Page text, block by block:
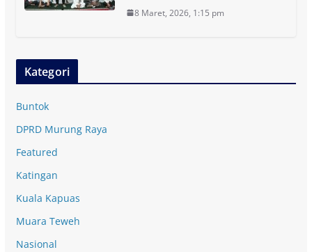
8 Maret, 2026, 1:15 pm
Kategori
Buntok
DPRD Murung Raya
Featured
Katingan
Kuala Kapuas
Muara Teweh
Nasional